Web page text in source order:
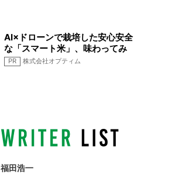
AI×ドローンで栽培した安心安全
な「スマート米」、味わってみ
ませんか
PR 株式会社オプティム
福田浩一